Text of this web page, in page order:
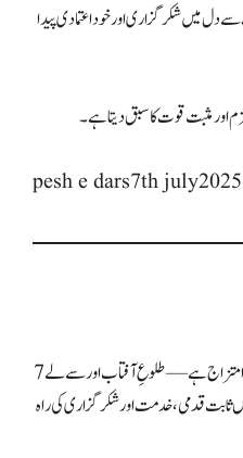
دل میں شکرگزاری اور خوداعتمادی پیدا
اور مثبت قوت کا سبق دیتا ہے۔
pesh e dars7th july2025
7 جولائی 2025 ایک روحانی، تعلیمی اور ثقافتی امتزاج ہے—طلوعِ آفتاب اور سے لے
ثابت قدمی، خدمت اور شکرگزاری کی راہ